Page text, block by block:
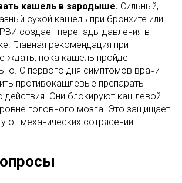
кашель в зародыше. Сильный,
сухой кашель при бронхите или
создает перепады давления в
Главная рекомендация при
ждать, пока кашель пройдет
С первого дня симптомов врачи
противокашлевые препараты
действия. Они блокируют кашлевой
головного мозга. Это защищает
от механических сотрясений.